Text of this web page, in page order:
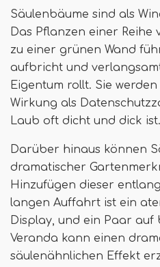
Säulenbäume sind als
Das Pflanzen einer Reihe
zu einer grünen Wand
aufbricht und
Eigentum rollt. Sie
Wirkung als
Laub oft dicht und dick ist.
Darüber hinaus können
dramatischer
Hinzufügen dieser
langen Auffahrt ist ein
Display, und ein Paar auf
Veranda kann einen
säulenähnlichen Effekt